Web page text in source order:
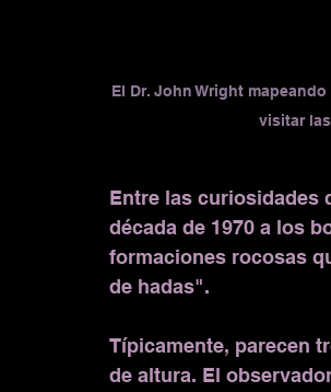
El Dr. John Wright
visitar
Entre las curiosidades
década de 1970 a los
formaciones rocosas
de hadas".
Típicamente, parecen
de altura. El